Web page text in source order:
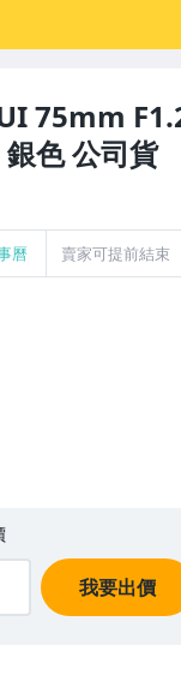
75mm
色 公司貨
曆 賣家可提前結束
我要出價